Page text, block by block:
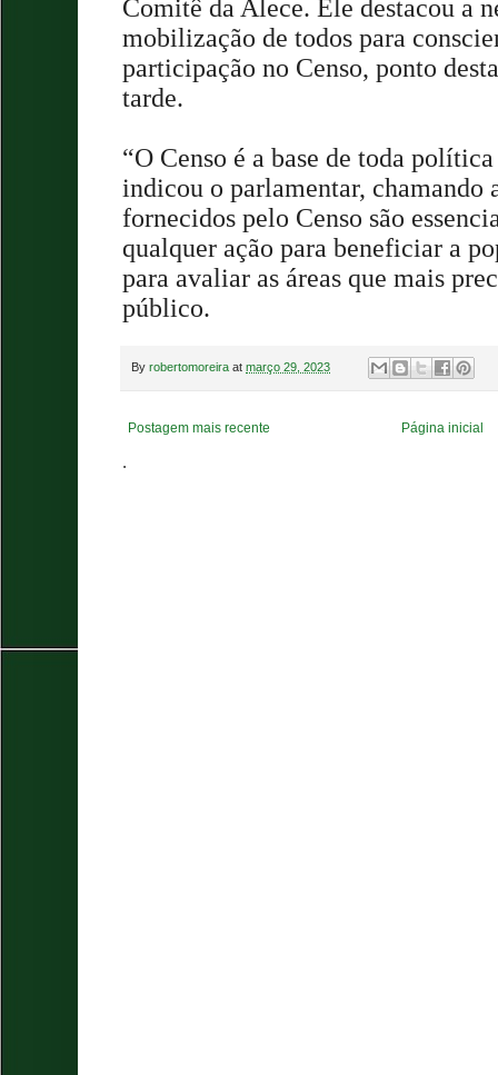
Comitê da Alece. Ele destacou a
mobilização de todos para
participação no Censo, ponto
tarde.
“O Censo é a base de toda
indicou o parlamentar, chamando
fornecidos pelo Censo são
qualquer ação para beneficiar a
para avaliar as áreas que mais
público.
By robertomoreira at março 29, 2023
Postagem mais recente Página inicial
.